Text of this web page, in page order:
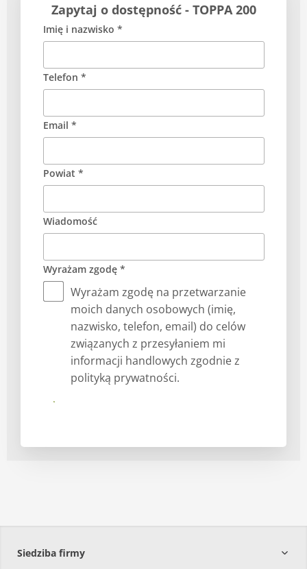
Zapytaj o dostępność - TOPPA 200
Imię i nazwisko *
Telefon *
Email *
Powiat *
Wiadomość
Wyrażam zgodę *
Wyrażam zgodę na przetwarzanie
moich danych osobowych (imię,
nazwisko, telefon, email) do celów
związanych z przesyłaniem mi
informacji handlowych zgodnie z
polityką prywatności.
Submit
Siedziba firmy